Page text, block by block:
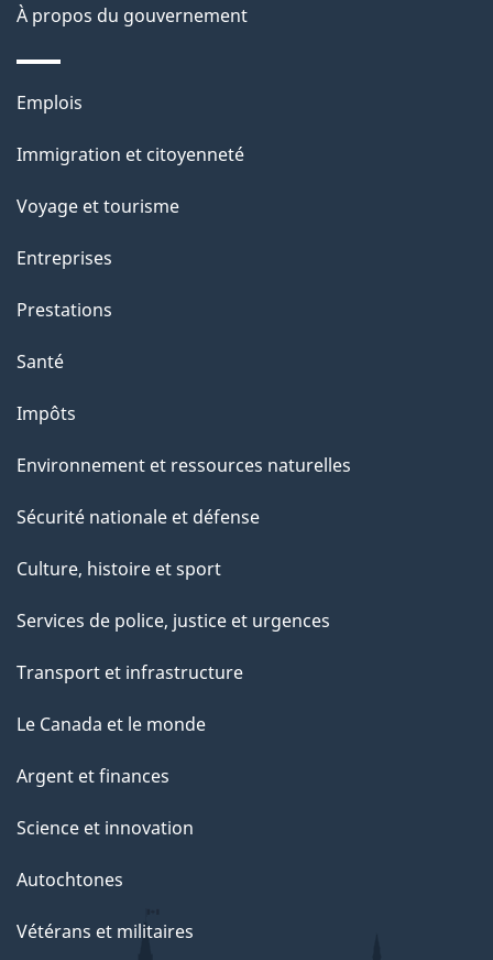
n
s
r
c
t
t
p
a
e
À propos du gouvernement
Thèmes
sujets
Emplois
Immigration et citoyenneté
Voyage et tourisme
Entreprises
Prestations
Santé
Impôts
Environnement et ressources naturelles
Sécurité nationale et défense
Culture, histoire et sport
Services de police, justice et urgences
Transport et infrastructure
Le Canada et le monde
Argent et finances
Science et innovation
Autochtones
Vétérans et militaires